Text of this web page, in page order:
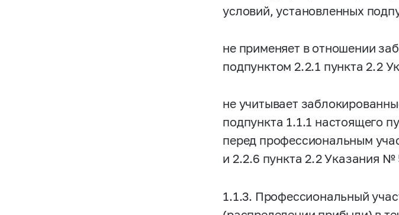
условий, установленных
не применяет в отношении
подпунктом 2.2.1 пункта 2.2
не учитывает
подпункта 1.1.1 настоящего
перед профессиональным
и 2.2.6 пункта 2.2 Указания №
1.1.3. Профессиональный